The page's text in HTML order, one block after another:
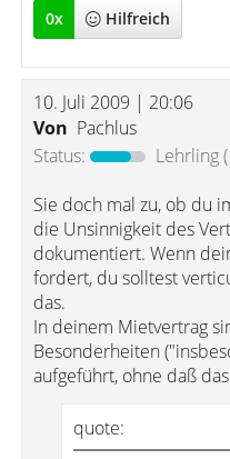
0x Hilfreich
10. Juli 2009 | 20:06
Von Pachlus
Status:
Lehrling
Sie doch mal zu, ob du
die Unsinnigkeit des
dokumentiert. Wenn
fordert, du solltest
das.
In deinem Mietvertrag
Besonderheiten
aufgeführt, ohne daß
quote: